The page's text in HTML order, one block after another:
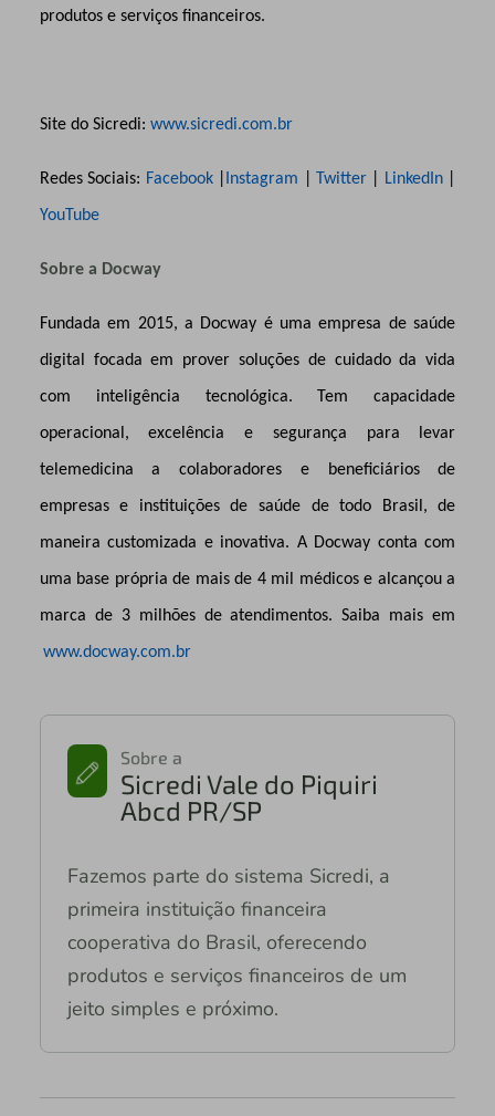
produtos e serviços financeiros.
Site do Sicredi: www.sicredi.com.br
Redes Sociais: Facebook| Instagram Twitter| LinkedIn|
YouTube
Sobre a Docway
Fundada em 2015, a Docway é uma empresa de saúde
digital focada em prover soluções de cuidado da vida
com inteligência tecnológica. Tem capacidade
operacional, excelência e segurança para levar
telemedicina a colaboradores e beneficiários de
empresas e instituições de saúde de todo Brasil, de
maneira customizada e inovativa. A Docway conta com
uma base própria de mais de 4 mil médicos e alcançou a
marca de 3 milhões de atendimentos. Saiba mais em
www.docway.com.br
Sobre a
Sicredi Vale do Piquiri
Abcd PR/SP
Fazemos parte do sistema Sicredi, a
primeira instituição financeira
cooperativa do Brasil, oferecendo
produtos e serviços financeiros de um
jeito simples e próximo.